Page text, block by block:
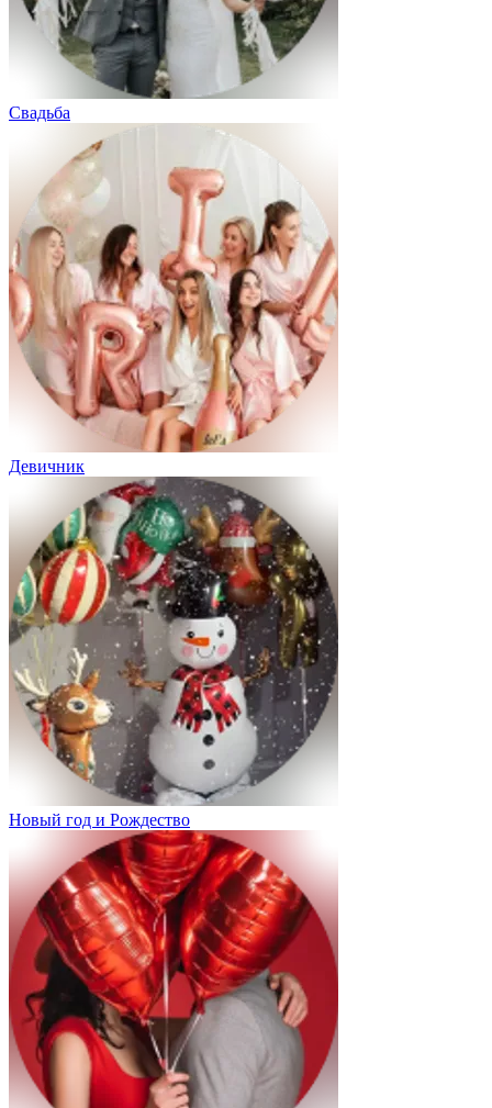
Свадьба
Девичник
Новый год и Рождество